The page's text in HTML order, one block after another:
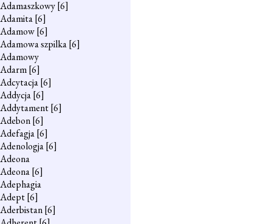
Adamaszkowy[6]
Adamita[6]
Adamow[6]
Adamowa szpilka[6]
Adamowy
Adarm[6]
Adcytacja[6]
Addycja[6]
Addytament[6]
Adebon[6]
Adefagja[6]
Adenologja[6]
Adeona
Adeona[6]
Adephagia
Adept[6]
Aderbistan[6]